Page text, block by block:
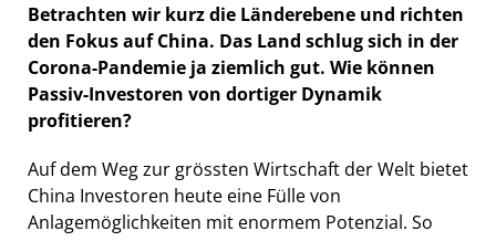
Betrachten wir kurz die Länderebene und richten
den Fokus auf China. Das Land schlug sich in der
Corona-Pandemie ja ziemlich gut. Wie können
Passiv-Investoren von dortiger Dynamik
profitieren?
Auf dem Weg zur grössten Wirtschaft der Welt bietet
China Investoren heute eine Fülle von
Anlagemöglichkeiten mit enormem Potenzial. So